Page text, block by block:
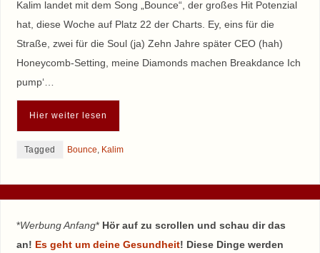
Kalim landet mit dem Song „Bounce“, der großes Hit Potenzial
hat, diese Woche auf Platz 22 der Charts. Ey, eins für die
Straße, zwei für die Soul (ja) Zehn Jahre später CEO (hah)
Honeycomb-Setting, meine Diamonds machen Breakdance Ich
pump‘…
Hier weiter lesen
Tagged Bounce, Kalim
*Werbung Anfang* Hör auf zu scrollen und schau dir das
an! Es geht um deine Gesundheit! Diese Dinge werden